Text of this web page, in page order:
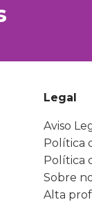
Legal
Aviso
Política
Política
Sobre
Alta